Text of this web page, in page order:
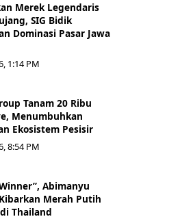
Merek Legendaris
SIG Bidik
Dominasi Pasar Jawa
1:14 PM
Tanam 20 Ribu
Menumbuhkan
Ekosistem Pesisir
8:54 PM
Abimanyu
Merah Putih
Thailand